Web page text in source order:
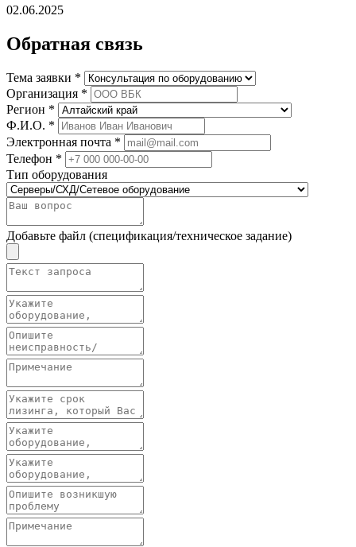
02.06.2025
Обратная связь
Тема заявки *
Организация *
Регион *
Ф.И.О. *
Электронная почта *
Телефон *
Тип оборудования
Добавьте файл (спецификация/техническое задание)